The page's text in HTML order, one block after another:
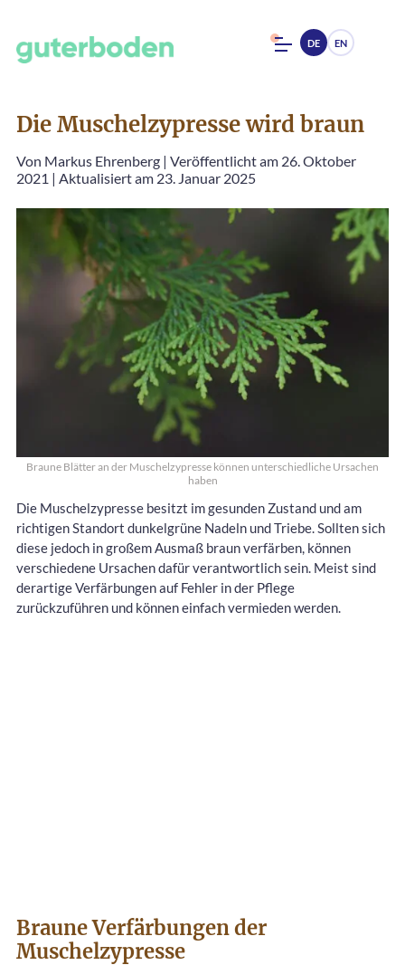
DE EN
Die Muschelzypresse wird braun
Von Markus Ehrenberg | Veröffentlicht am 26. Oktober
2021 | Aktualisiert am 23. Januar 2025
Braune Blätter an der Muschelzypresse können unterschiedliche Ursachen
haben
Die Muschelzypresse besitzt im gesunden Zustand und am
richtigen Standort dunkelgrüne Nadeln und Triebe. Sollten sich
diese jedoch in großem Ausmaß braun verfärben, können
verschiedene Ursachen dafür verantwortlich sein. Meist sind
derartige Verfärbungen auf Fehler in der Pflege
zurückzuführen und können einfach vermieden werden.
Braune Verfärbungen der
Muschelzypresse